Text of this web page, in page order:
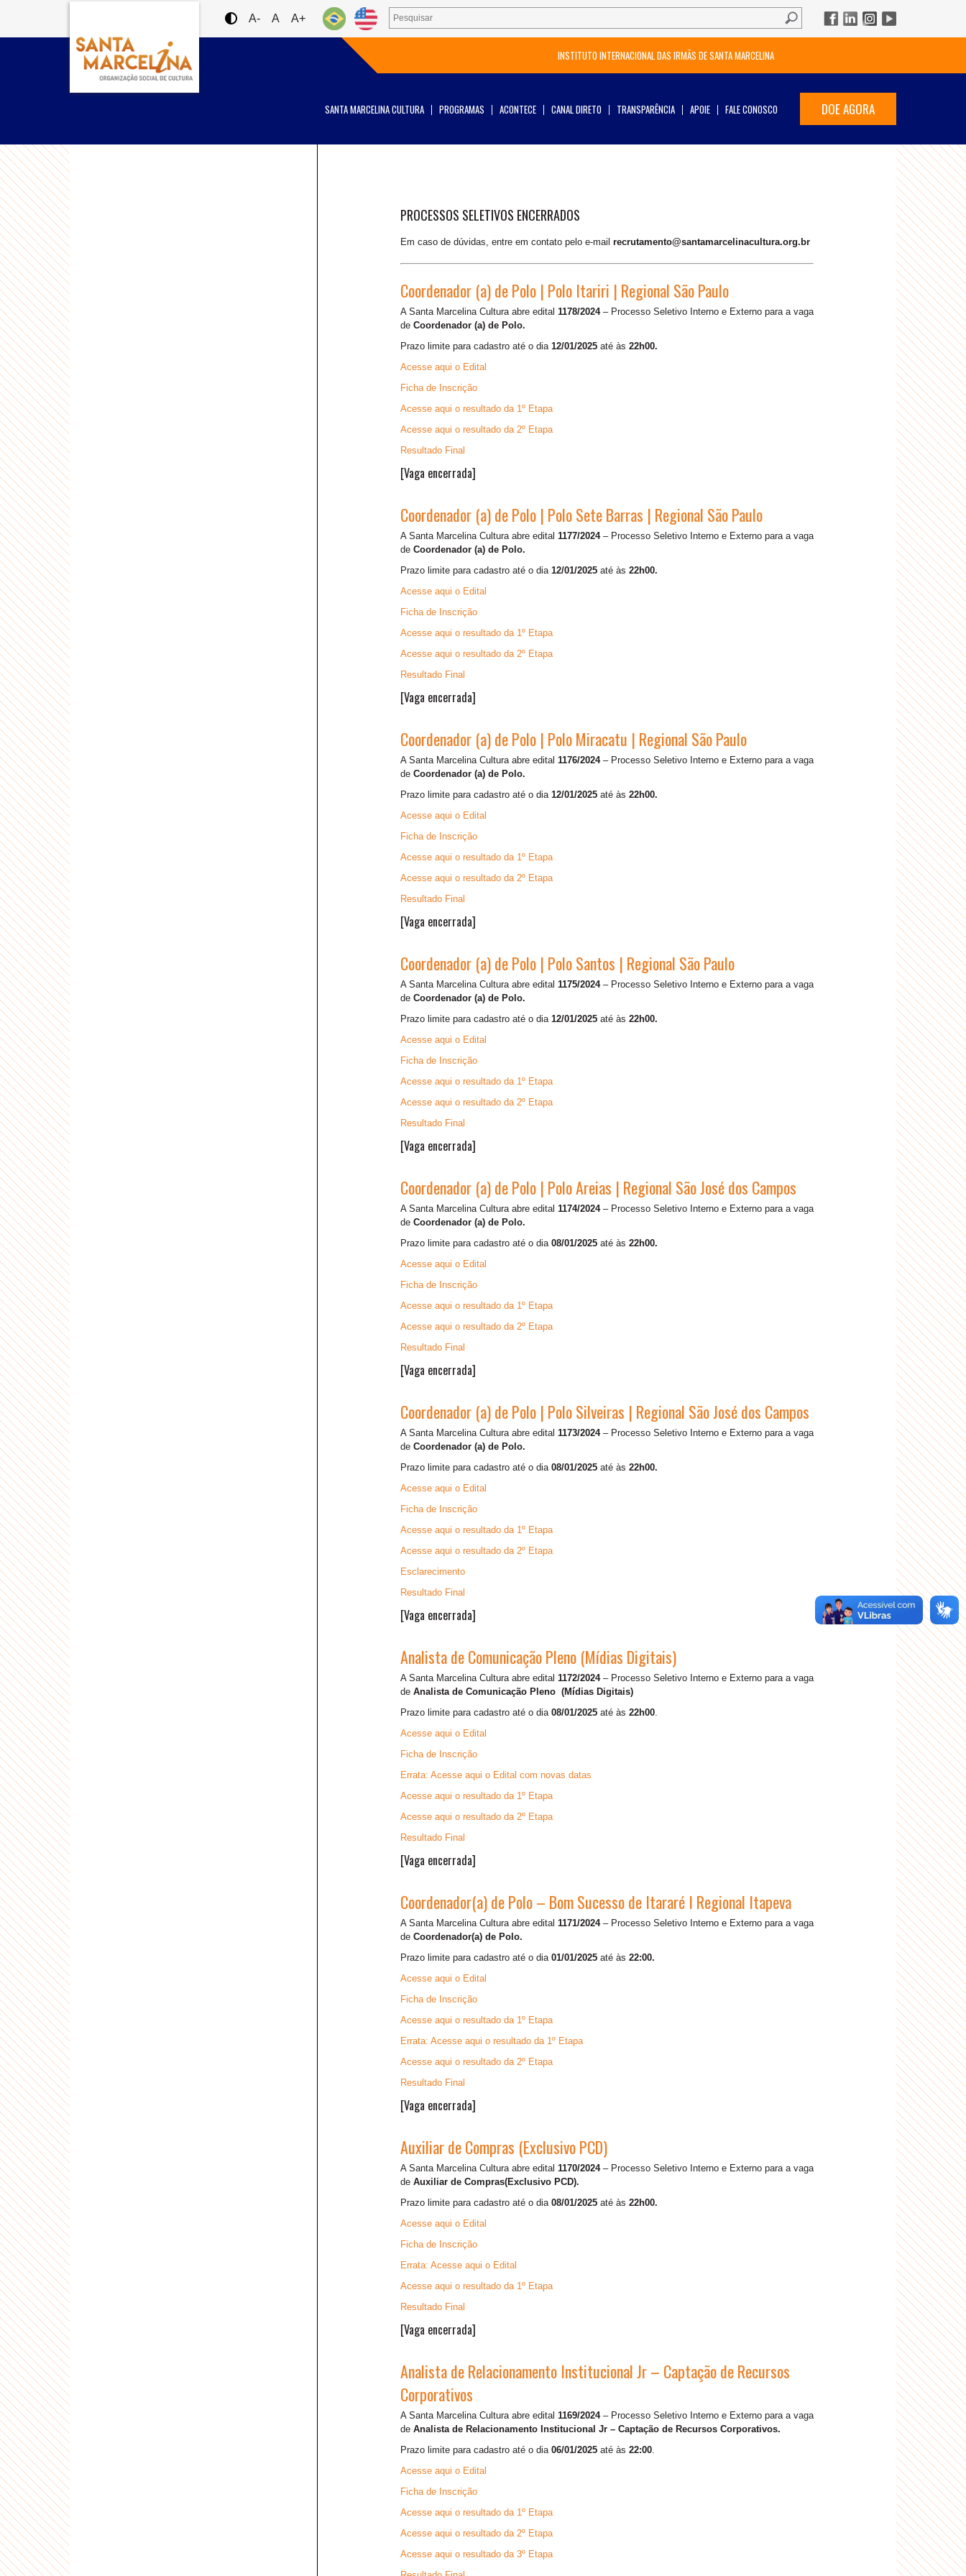
A- A A+
INSTITUTO INTERNACIONAL DAS IRMÃS DE SANTA MARCELINA
DOE AGORA
SANTA MARCELINA CULTURA PROGRAMAS ACONTECE CANAL DIRETO TRANSPARÊNCIA APOIE FALE CONOSCO
PROCESSOS SELETIVOS ENCERRADOS
Em caso de dúvidas, entre em contato pelo e-mail recrutamento@santamarcelinacultura.org.br
Coordenador (a) de Polo | Polo Itariri | Regional São Paulo
A Santa Marcelina Cultura abre edital 1178/2024– Processo Seletivo Interno e Externo para a vaga
de Coordenador (a) de Polo.
Prazo limite para cadastro até o dia12/01/2025 até às 22h00.
Acesse aqui o Edital
Ficha de Inscrição
Acesse aqui o resultado da 1º Etapa
Acesse aqui o resultado da 2º Etapa
Resultado Final
[Vaga encerrada]
Coordenador (a) de Polo | Polo Sete Barras | Regional São Paulo
A Santa Marcelina Cultura abre edital 1177/2024– Processo Seletivo Interno e Externo para a vaga
de Coordenador (a) de Polo.
Prazo limite para cadastro até o dia12/01/2025 até às 22h00.
Acesse aqui o Edital
Ficha de Inscrição
Acesse aqui o resultado da 1º Etapa
Acesse aqui o resultado da 2º Etapa
Resultado Final
[Vaga encerrada]
Coordenador (a) de Polo | Polo Miracatu | Regional São Paulo
A Santa Marcelina Cultura abre edital 1176/2024– Processo Seletivo Interno e Externo para a vaga
de Coordenador (a) de Polo.
Prazo limite para cadastro até o dia12/01/2025 até às 22h00.
Acesse aqui o Edital
Ficha de Inscrição
Acesse aqui o resultado da 1º Etapa
Acesse aqui o resultado da 2º Etapa
Resultado Final
[Vaga encerrada]
Coordenador (a) de Polo | Polo Santos | Regional São Paulo
A Santa Marcelina Cultura abre edital 1175/2024– Processo Seletivo Interno e Externo para a vaga
de Coordenador (a) de Polo.
Prazo limite para cadastro até o dia12/01/2025 até às 22h00.
Acesse aqui o Edital
Ficha de Inscrição
Acesse aqui o resultado da 1º Etapa
Acesse aqui o resultado da 2º Etapa
Resultado Final
[Vaga encerrada]
Coordenador (a) de Polo | Polo Areias | Regional São José dos Campos
A Santa Marcelina Cultura abre edital 1174/2024– Processo Seletivo Interno e Externo para a vaga
de Coordenador (a) de Polo.
Prazo limite para cadastro até o dia08/01/2025 até às 22h00.
Acesse aqui o Edital
Ficha de Inscrição
Acesse aqui o resultado da 1º Etapa
Acesse aqui o resultado da 2º Etapa
Resultado Final
[Vaga encerrada]
Coordenador (a) de Polo | Polo Silveiras | Regional São José dos Campos
A Santa Marcelina Cultura abre edital 1173/2024– Processo Seletivo Interno e Externo para a vaga
de Coordenador (a) de Polo.
Prazo limite para cadastro até o dia08/01/2025 até às 22h00.
Acesse aqui o Edital
Ficha de Inscrição
Acesse aqui o resultado da 1º Etapa
Acesse aqui o resultado da 2º Etapa
Esclarecimento
Resultado Final
[Vaga encerrada]
Analista de Comunicação Pleno (Mídias Digitais)
A Santa Marcelina Cultura abre edital 1172/2024– Processo Seletivo Interno e Externo para a vaga
de Analista de Comunicação Pleno (Mídias Digitais)
Prazo limite para cadastro até o dia08/01/2025 até às 22h00.
Acesse aqui o Edital
Ficha de Inscrição
Errata: Acesse aqui o Edital com novas datas
Acesse aqui o resultado da 1º Etapa
Acesse aqui o resultado da 2º Etapa
Resultado Final
[Vaga encerrada]
Coordenador(a) de Polo – Bom Sucesso de Itararé I Regional Itapeva
A Santa Marcelina Cultura abre edital 1171/2024– Processo Seletivo Interno e Externo para a vaga
de Coordenador(a) de Polo.
Prazo limite para cadastro até o dia01/01/2025 até às 22:00.
Acesse aqui o Edital
Ficha de Inscrição
Acesse aqui o resultado da 1º Etapa
Errata: Acesse aqui o resultado da 1º Etapa
Acesse aqui o resultado da 2º Etapa
Resultado Final
[Vaga encerrada]
Auxiliar de Compras (Exclusivo PCD)
A Santa Marcelina Cultura abre edital 1170/2024– Processo Seletivo Interno e Externo para a vaga
de Auxiliar de Compras(Exclusivo PCD).
Prazo limite para cadastro até o dia08/01/2025 até às 22h00.
Acesse aqui o Edital
Ficha de Inscrição
Errata: Acesse aqui o Edital
Acesse aqui o resultado da 1º Etapa
Resultado Final
[Vaga encerrada]
Analista de Relacionamento Institucional Jr – Captação de Recursos
Corporativos
A Santa Marcelina Cultura abre edital 1169/2024– Processo Seletivo Interno e Externo para a vaga
de Analista de Relacionamento Institucional Jr – Captação de Recursos Corporativos.
Prazo limite para cadastro até o dia06/01/2025 até às 22:00.
Acesse aqui o Edital
Ficha de Inscrição
Acesse aqui o resultado da 1º Etapa
Acesse aqui o resultado da 2º Etapa
Acesse aqui o resultado da 3º Etapa